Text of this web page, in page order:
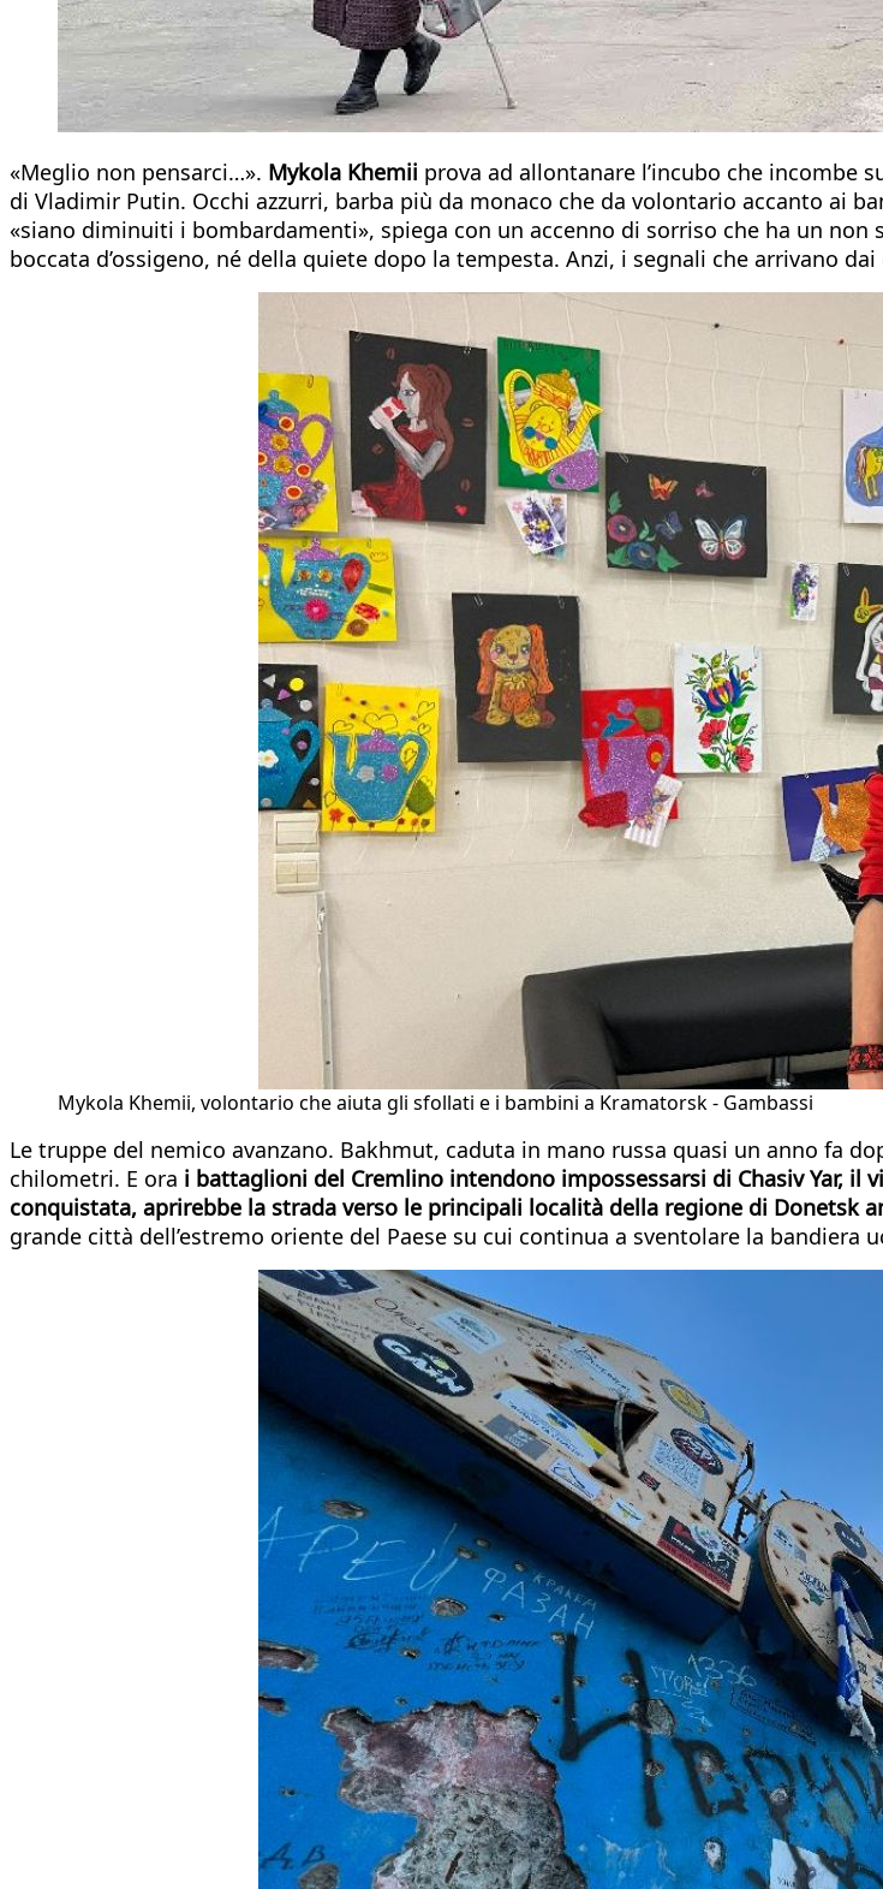
«Meglio non pensarci…». Mykola Khemii prova ad allontanare l’incubo che incombe
di Vladimir Putin. Occhi azzurri, barba più da monaco che da volontario accanto ai
«siano diminuiti i bombardamenti», spiega con un accenno di sorriso che ha un
boccata d’ossigeno, né della quiete dopo la tempesta. Anzi, i segnali che arrivano
Mykola Khemii, volontario che aiuta gli sfollati e i bambini a Kramatorsk - Gambassi
Le truppe del nemico avanzano. Bakhmut, caduta in mano russa quasi un anno fa
chilometri. E ora i battaglioni del Cremlino intendono impossessarsi di Chasiv Yar,
conquistata, aprirebbe la strada verso le principali località della regione di Donetsk
grande città dell’estremo oriente del Paese su cui continua a sventolare la bandiera